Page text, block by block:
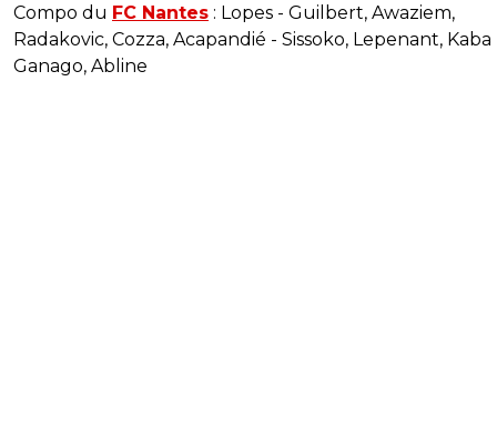
Compo du FC Nantes : Lopes - Guilbert, Awaziem,
Radakovic, Cozza, Acapandié - Sissoko, Lepenant, Kaba
Ganago, Abline